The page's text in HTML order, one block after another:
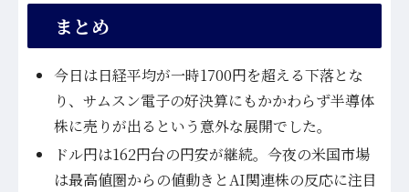
まとめ
今日は日経平均が一時1700円を超える下落とな
り、サムスン電子の好決算にもかかわらず半導体
株に売りが出るという意外な展開でした。
ドル円は162円台の円安が継続。今夜の米国市場
は最高値圏からの値動きとAI関連株の反応に注目